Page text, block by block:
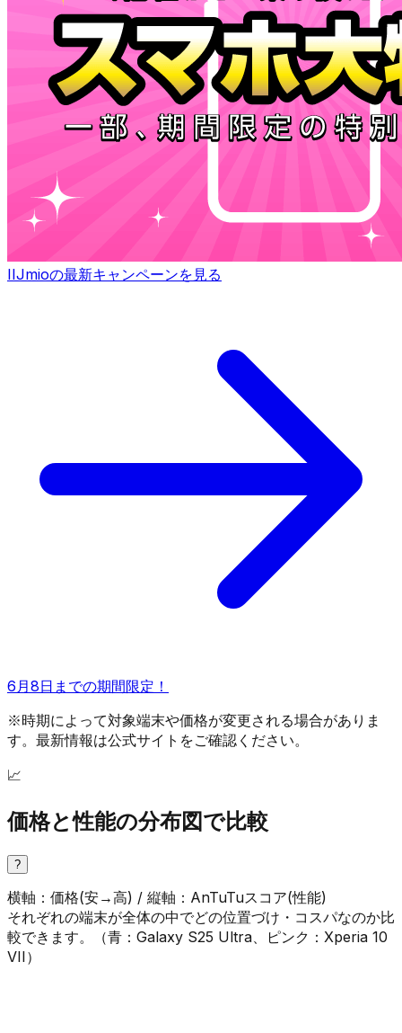
IIJmioの最新キャンペーンを見る
6月8日までの期間限定！
※時期によって対象端末や価格が変更される場合がありま
す。最新情報は公式サイトをご確認ください。
📈
価格と性能の分布図で比較
?
横軸：価格(安→高) / 縦軸：AnTuTuスコア(性能)
それぞれの端末が全体の中でどの位置づけ・コスパなのか比
較できます。（青 ： Galaxy S25 Ultra ピンク ： Xperia 10
VII）